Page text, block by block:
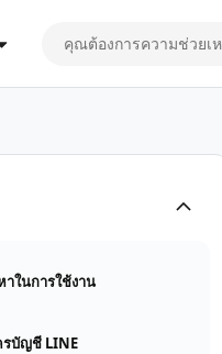
ในการใช้งาน
บัญชี LINE